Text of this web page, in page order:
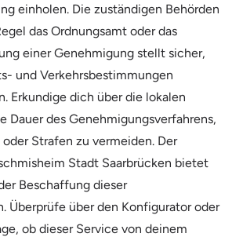
einholen. Die zuständigen Behörden
das Ordnungsamt oder das
einer Genehmigung stellt sicher,
und Verkehrsbestimmungen
Erkundige dich über die lokalen
Dauer des Genehmigungsverfahrens,
Strafen zu vermeiden. Der
Stadt Saarbrücken bietet
Beschaffung dieser
Überprüfe über den Konfigurator oder
ob dieser Service von deinem